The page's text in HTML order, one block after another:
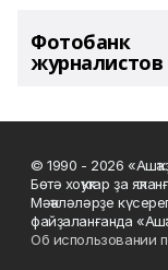
Фотобанк
журналистов
© 1990 - 2026
Бөтә хоҡуҡтар ҙа
Мәҡәләләрҙе
файҙаланғанда
Об использовании